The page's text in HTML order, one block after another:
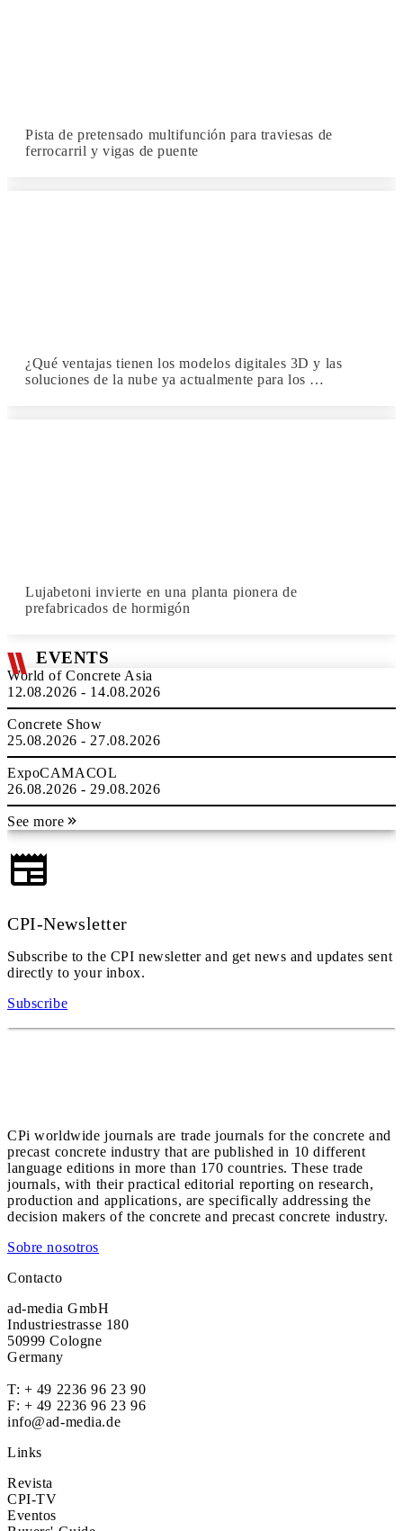
Pista de pretensado multifunción para traviesas de
ferrocarril y vigas de puente
¿Qué ventajas tienen los modelos digitales 3D y las
soluciones de la nube ya actualmente para los …
Lujabetoni invierte en una planta pionera de
prefabricados de hormigón
EVENTS
World of Concrete Asia
12.08.2026 - 14.08.2026
Concrete Show
25.08.2026 - 27.08.2026
ExpoCAMACOL
26.08.2026 - 29.08.2026
See more
CPI-Newsletter
Subscribe to the CPI newsletter and get news and updates sent
directly to your inbox.
Subscribe
CPi worldwide journals are trade journals for the concrete and
precast concrete industry that are published in 10 different
language editions in more than 170 countries. These trade
journals, with their practical editorial reporting on research,
production and applications, are specifically addressing the
decision makers of the concrete and precast concrete industry.
Sobre nosotros
Contacto
ad-media GmbH
Industriestrasse 180
50999 Cologne
Germany
T: + 49 2236 96 23 90
F: + 49 2236 96 23 96
info@ad-media.de
Links
Revista
CPI-TV
Eventos